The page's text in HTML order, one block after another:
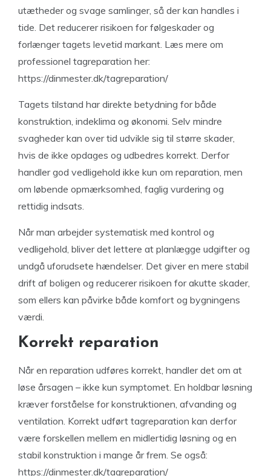
utætheder og svage samlinger, så der kan handles i
tide. Det reducerer risikoen for følgeskader og
forlænger tagets levetid markant. Læs mere om
professionel tagreparation her:
https://dinmester.dk/tagreparation/
Tagets tilstand har direkte betydning for både
konstruktion, indeklima og økonomi. Selv mindre
svagheder kan over tid udvikle sig til større skader,
hvis de ikke opdages og udbedres korrekt. Derfor
handler god vedligehold ikke kun om reparation, men
om løbende opmærksomhed, faglig vurdering og
rettidig indsats.
Når man arbejder systematisk med kontrol og
vedligehold, bliver det lettere at planlægge udgifter og
undgå uforudsete hændelser. Det giver en mere stabil
drift af boligen og reducerer risikoen for akutte skader,
som ellers kan påvirke både komfort og bygningens
værdi.
Korrekt reparation
Når en reparation udføres korrekt, handler det om at
løse årsagen – ikke kun symptomet. En holdbar løsning
kræver forståelse for konstruktionen, afvanding og
ventilation. Korrekt udført tagreparation kan derfor
være forskellen mellem en midlertidig løsning og en
stabil konstruktion i mange år frem. Se også:
https://dinmester.dk/tagreparation/